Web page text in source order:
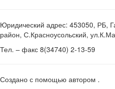
Юридический адрес: 453050, РБ,
район, С.Красноусольский,
Тел. – факс 8(34740) 2-13-59
Создано с помощью автором .